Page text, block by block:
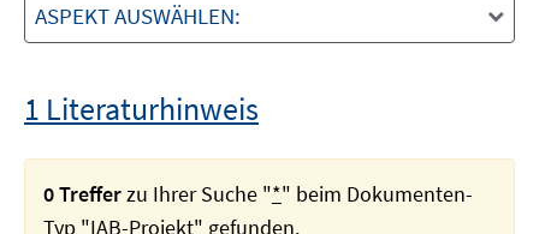
ASPEKT AUSWÄHLEN:
1 Literaturhinweis
0 Trefferzu Ihrer Suche "*" beim Dokumenten-
Typ "IAB-Projekt" gefunden.